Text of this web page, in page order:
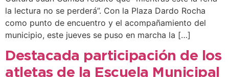
la lectura no se perderá”. Con la Plaza Dardo Rocha
como punto de encuentro y el acompañamiento del
municipio, este jueves se puso en marcha la […]
Destacada participación de los
atletas de la Escuela Municipal